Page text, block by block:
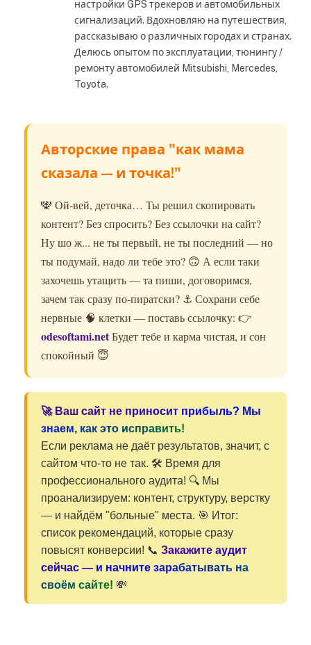
настройки GPS трекеров и автомобильных
сигнализаций. Вдохновляю на путешествия,
рассказываю о различных городах и странах.
Делюсь опытом по эксплуатации, тюнингу /
ремонту автомобилей Mitsubishi, Mercedes,
Toyota.
Авторские права "как мама
сказала — и точка!"
🕎 Ой-вей, деточка… Ты решил скопировать
контент? Без спросить? Без ссылочки на сайт?
Ну шо ж... не ты первый, не ты последний — но
ты подумай, надо ли тебе это? 🙃 А если таки
захочешь утащить — та пиши, договоримся,
зачем так сразу по-пиратски? ⚓️ Сохрани себе
нервные 🧠 клетки — поставь ссылочку: 👉
odesoftami.netБудет тебе и карма чистая, и сон
спокойный 😇
🚀 Ваш сайт не приносит прибыль? Мы
знаем, как это исправить!
Если реклама не даёт результатов, значит, с
сайтом что-то не так. 🛠️ Время для
профессионального аудита! 🔍 Мы
проанализируем: контент, структуру, верстку
— и найдём "больные" места. 🎯 Итог:
список рекомендаций, которые сразу
повысят конверсии! 📞 Закажите аудит
сейчас — и начните зарабатывать на
своём сайте! 💸